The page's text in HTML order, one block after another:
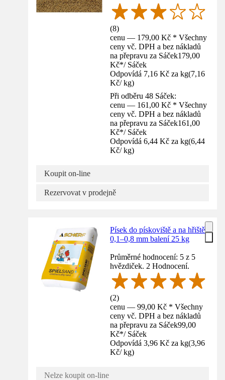
(8)
cenu — 179,00 Kč * Všechny
ceny vč. DPH a bez nákladů
na přepravu za Sáček179,00
Kč*/ Sáček
Odpovídá 7,16 Kč za kg(7,16
Kč/ kg)
Při odběru 48 Sáček:
cenu — 161,00 Kč * Všechny
ceny vč. DPH a bez nákladů
na přepravu za Sáček161,00
Kč*/ Sáček
Odpovídá 6,44 Kč za kg(6,44
Kč/ kg)
Koupit on-line
Rezervovat v prodejně
Písek do pískoviště a na hřiště
0,1–0,8 mm balení 25 kg
Průměrné hodnocení: 5 z 5
hvězdiček. 2 Hodnocení.
(2)
cenu — 99,00 Kč * Všechny
ceny vč. DPH a bez nákladů
na přepravu za Sáček99,00
Kč*/ Sáček
Odpovídá 3,96 Kč za kg(3,96
Kč/ kg)
Nelze koupit on-line